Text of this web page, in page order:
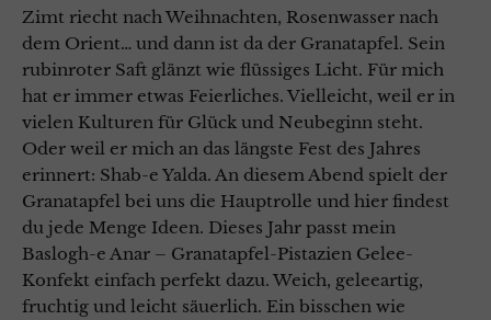
Zimt riecht nach Weihnachten, Rosenwasser nach
dem Orient… und dann ist da der Granatapfel. Sein
rubinroter Saft glänzt wie flüssiges Licht. Für mich
hat er immer etwas Feierliches. Vielleicht, weil er in
vielen Kulturen für Glück und Neubeginn steht.
Oder weil er mich an das längste Fest des Jahres
erinnert: Shab-e Yalda. An diesem Abend spielt der
Granatapfel bei uns die Hauptrolle und hier findest
du jede Menge Ideen. Dieses Jahr passt mein
Baslogh-e Anar – Granatapfel-Pistazien Gelee-
Konfekt einfach perfekt dazu. Weich, geleeartig,
fruchtig und leicht säuerlich. Ein bisschen wie